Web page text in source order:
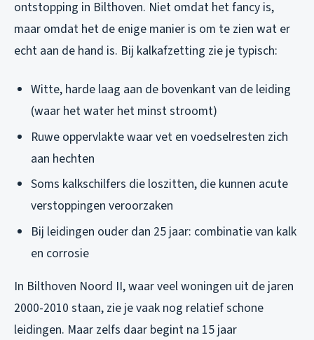
ontstopping in Bilthoven. Niet omdat het fancy is,
maar omdat het de enige manier is om te zien wat er
echt aan de hand is. Bij kalkafzetting zie je typisch:
Witte, harde laag aan de bovenkant van de leiding
(waar het water het minst stroomt)
Ruwe oppervlakte waar vet en voedselresten zich
aan hechten
Soms kalkschilfers die loszitten, die kunnen acute
verstoppingen veroorzaken
Bij leidingen ouder dan 25 jaar: combinatie van kalk
en corrosie
In Bilthoven Noord II, waar veel woningen uit de jaren
2000-2010 staan, zie je vaak nog relatief schone
leidingen. Maar zelfs daar begint na 15 jaar